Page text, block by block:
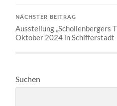
NÄCHSTER BEITRAG
Ausstellung „Schollenbergers
Oktober 2024 in Schifferstadt
Suchen